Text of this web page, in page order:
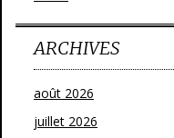
ARCHIVES
août 2026
juillet 2026